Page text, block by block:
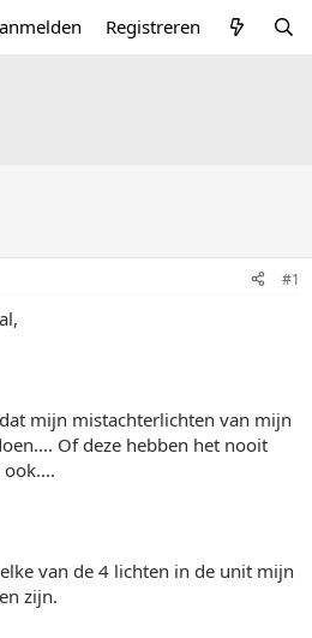
Registreren
#1
mijn mistachterlichten van mijn
Of deze hebben het nooit
van de 4 lichten in de unit mijn
zijn.